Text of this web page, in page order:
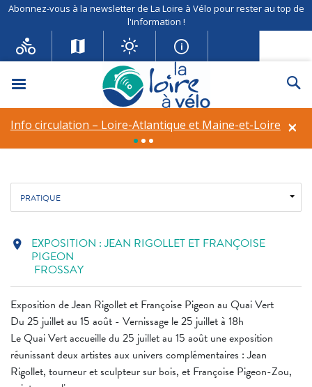
Abonnez-vous à la newsletter de La Loire à Vélo pour rester au top de
l'information !
Menu
×
Info circulation – Loire-Atlantique et Maine-et-Loire
EXPOSITION : JEAN
RIGOLLET ET FRANÇOISE
PIGEON
Fil d'ariane
Accueil
fma
EXPOSITION : JEAN RIGOLLET ET FRANÇOISE PIGEON
PRATIQUE
Exposition de Jean Rigollet et Françoise Pigeon au Quai Vert
Du 25 juillet au 15 août - Vernissage le 25 juillet à 18h
Le Quai Vert accueille du 25 juillet au 15 août une exposition
réunissant deux artistes aux univers complémentaires : Jean
Rigollet, tourneur et sculpteur sur bois, et Françoise Pigeon-Zou,
location_on EXPOSITION : JEAN RIGOLLET ET FRANÇOISE
PIGEON
FROSSAY